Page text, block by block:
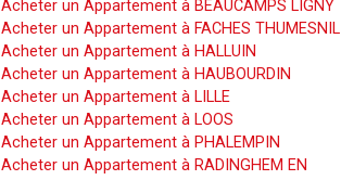
Acheter un Appartement à BEAUCAMPS LIGNY
Acheter un Appartement à FACHES THUMESNIL
Acheter un Appartement à HALLUIN
Acheter un Appartement à HAUBOURDIN
Acheter un Appartement à LILLE
Acheter un Appartement à LOOS
Acheter un Appartement à PHALEMPIN
Acheter un Appartement à RADINGHEM EN